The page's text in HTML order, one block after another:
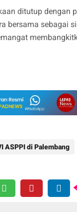
ditutup dengan
bersama sebagai
ASPPI di Palembang